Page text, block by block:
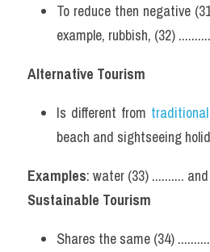
To reduce then negative
example, rubbish, (32)
Alternative Tourism
Is different from traditional
beach and sightseeing
Examples: water (33) ..........
Sustainable Tourism
Shares the same (34)